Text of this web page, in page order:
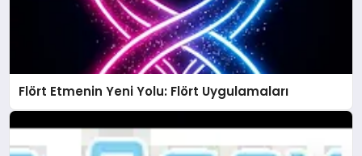
Flört Etmenin Yeni Yolu: Flört Uygulamaları